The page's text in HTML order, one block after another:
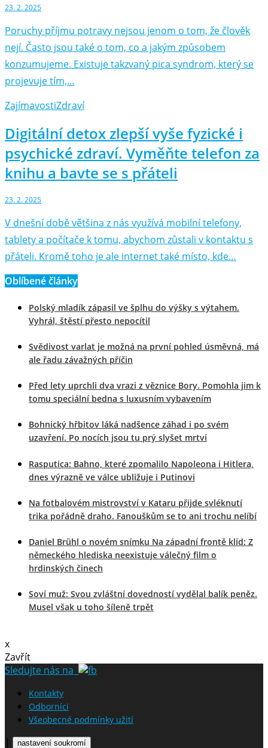
23. 2. 2025
Poruchy příjmu potravy nejsou jenom o tom, že člověk
nejí. Často jsou také o tom, co a jakým způsobem
konzumujeme. Existuje takzvaný pica syndrom, který se
projevuje tím,…
ZajímavostiZdraví
Digitální detox zlepší vyše fyzické i
psychické zdraví. Vyměňte telefon za
knihu a bavte se s přáteli
23. 2. 2025
V dnešní době většina z nás využívá mobilní telefony,
tablety a počítače k tomu, abychom zůstali v kontaktu s
přáteli. Kromě toho je ale internet také místo, kde…
Oblíbené články
Polský mladík zápasil ve šplhu do výšky s výtahem.
Vyhrál, štěstí přesto nepocítil
Svědivost varlat je možná na první pohled úsměvná, má
ale řadu závažných příčin
Před lety uprchli dva vrazi z věznice Bory. Pomohla jim k
tomu speciální bedna s luxusním vybavením
Bohnický hřbitov láká nadšence záhad i po svém
uzavření. Po nocích jsou tu prý slyšet mrtví
Rasputica: Bahno, které zpomalilo Napoleona i Hitlera,
dnes výrazně ve válce ubližuje i Putinovi
Na fotbalovém mistrovství v Kataru přijde svléknutí
trika pořádně draho. Fanouškům se to ani trochu nelíbí
Daniel Brühl o novém snímku Na západní frontě klid: Z
německého hlediska neexistuje válečný film o
hrdinských činech
Soví muž: Svou zvláštní dovedností vydělal balík peněz.
Musel však u toho šíleně trpět
x
Zavřít
Sledujte nás na
Kontakty
Odborníci
Všeobecné podmínky užití
| nastavení soukromí